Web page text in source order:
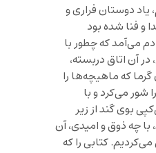
دوستان فراری و
و فنا شده بود
می‌آمد که چطور با
آن اتاق دربسته،
که ماهیچه‌ها را
شور می‌کرد و با
بوی گند از زیر
چه ذوق و امیدی، آن
کتابی را که